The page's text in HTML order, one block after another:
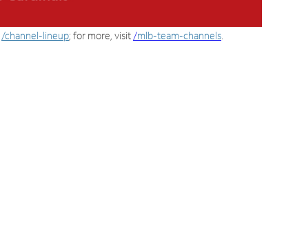
/channel-lineup; for more, visit /mlb-team-channels